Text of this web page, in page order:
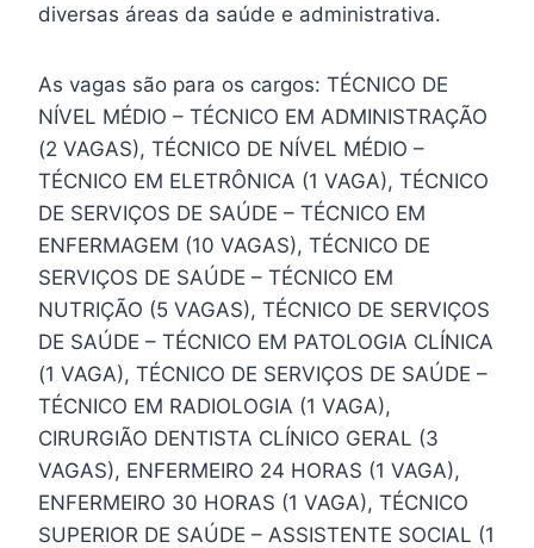
diversas áreas da saúde e administrativa.
As vagas são para os cargos: TÉCNICO DE
NÍVEL MÉDIO – TÉCNICO EM ADMINISTRAÇÃO
(2 VAGAS), TÉCNICO DE NÍVEL MÉDIO –
TÉCNICO EM ELETRÔNICA (1 VAGA), TÉCNICO
DE SERVIÇOS DE SAÚDE – TÉCNICO EM
ENFERMAGEM (10 VAGAS), TÉCNICO DE
SERVIÇOS DE SAÚDE – TÉCNICO EM
NUTRIÇÃO (5 VAGAS), TÉCNICO DE SERVIÇOS
DE SAÚDE – TÉCNICO EM PATOLOGIA CLÍNICA
(1 VAGA), TÉCNICO DE SERVIÇOS DE SAÚDE –
TÉCNICO EM RADIOLOGIA (1 VAGA),
CIRURGIÃO DENTISTA CLÍNICO GERAL (3
VAGAS), ENFERMEIRO 24 HORAS (1 VAGA),
ENFERMEIRO 30 HORAS (1 VAGA), TÉCNICO
SUPERIOR DE SAÚDE – ASSISTENTE SOCIAL (1